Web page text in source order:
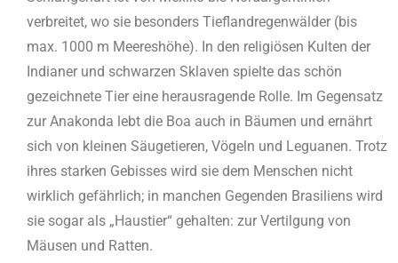
verbreitet, wo sie besonders Tieflandregenwälder (bis
max. 1000 m Meereshöhe). In den religiösen Kulten der
Indianer und schwarzen Sklaven spielte das schön
gezeichnete Tier eine he­rausragende Rolle. Im Gegensatz
zur Anakonda lebt die Boa auch in Bäumen und er­nährt
sich von kleinen Säugetieren, Vögeln und Leguanen. Trotz
ihres starken Gebisses wird sie dem Menschen nicht
wirklich gefährlich; in manchen Gegenden Brasiliens wird
sie sogar als „Haustier“ gehalten: zur Vertilgung von
Mäusen und Ratten.